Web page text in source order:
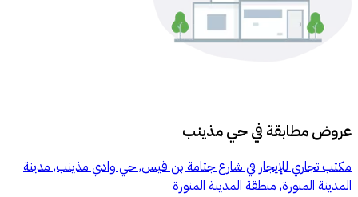
عروض مطابقة فيحي مذينب
مكتب تجاري للإيجار في شارع جثامة بن قيس, حي وادي مذينب, مدينة
المدينة المنورة, منطقة المدينة المنورة